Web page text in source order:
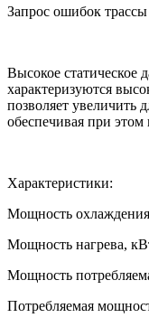
Запрос ошибок
Высокое статическое
характеризуются
позволяет увеличить
обеспечивая при
Характеристики:
Мощность
Мощность нагрева,
Мощность
Потребляемая